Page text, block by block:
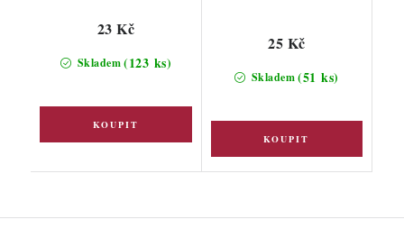
Skladem(123 ks)
23 Kč
Skladem(51 ks)
25 Kč